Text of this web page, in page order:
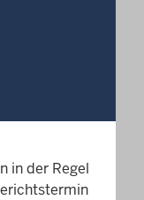
in der Regel